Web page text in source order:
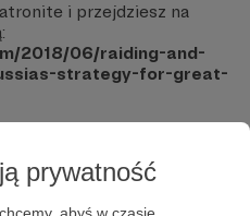
prywatność
i przejdziesz na
2018/06/raiding-and-
strategy-for-great-
logowania ani informacji